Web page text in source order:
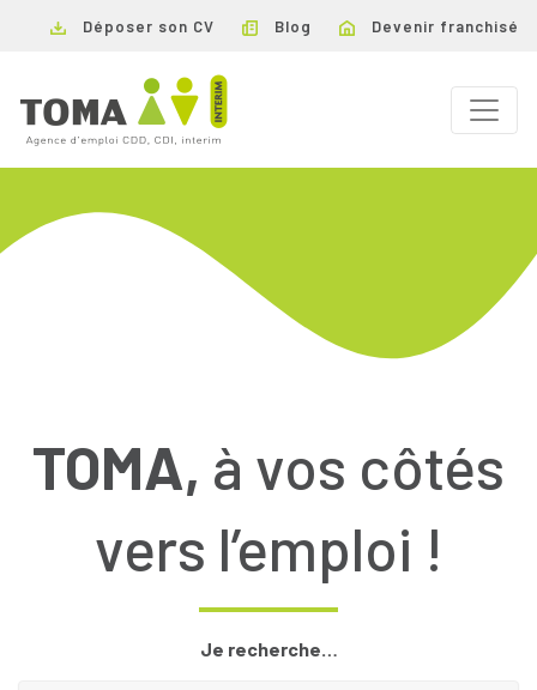
Déposer son CV Blog Devenir franchisé
TOMA, à vos côtés
vers l’emploi !
Je recherche…